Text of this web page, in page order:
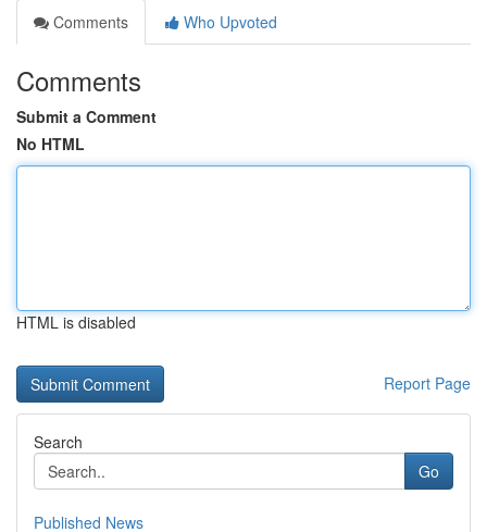
Comments
Who Upvoted
Comments
Submit a Comment
No HTML
HTML is disabled
Report Page
Search
Go
Published News